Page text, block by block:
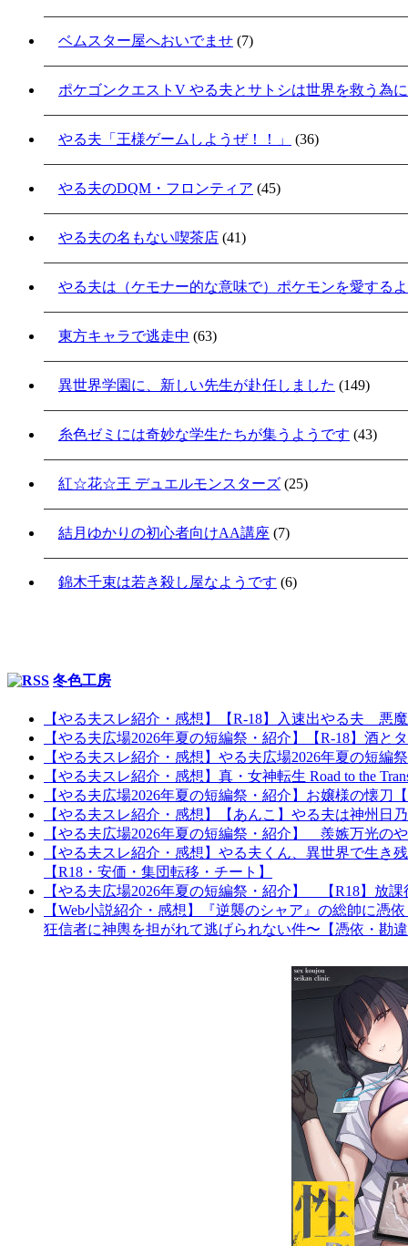
ベムスター屋へおいでませ (7)
ポケゴンクエストV やる夫とサトシは世界を救う為
やる夫「王様ゲームしようぜ！！」 (36)
やる夫のDQM・フロンティア (45)
やる夫の名もない喫茶店 (41)
やる夫は（ケモナー的な意味で）ポケモンを愛する
東方キャラで逃走中 (63)
異世界学園に、新しい先生が赴任しました (149)
糸色ゼミには奇妙な学生たちが集うようです (43)
紅☆花☆王 デュエルモンスターズ (25)
結月ゆかりの初心者向けAA講座 (7)
錦木千束は若き殺し屋なようです (6)
冬色工房
【やる夫スレ紹介・感想】【R-18】入速出やる夫 悪
【やる夫広場2026年夏の短編祭・紹介】【R-18】酒
【やる夫スレ紹介・感想】やる夫広場2026年夏の短
【やる夫スレ紹介・感想】真・女神転生 Road to the
【やる夫広場2026年夏の短編祭・紹介】お嬢様の懐
【やる夫スレ紹介・感想】【あんこ】やる夫は神州
【やる夫広場2026年夏の短編祭・紹介】 羨嫉万光の
【やる夫スレ紹介・感想】やる夫くん、異世界で生
【R18・安価・集団転移・チート】
【やる夫広場2026年夏の短編祭・紹介】 【R18】放
【Web小説紹介・感想】『逆襲のシャア』の総帥に
狂信者に神輿を担がれて逃げられない件〜【憑依・勘